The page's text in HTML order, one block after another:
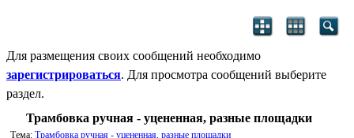
Для размещения своих сообщений необходимо
зарегистрироваться. Для просмотра сообщений выберите
раздел.
Трамбовка ручная - уцененная, разные площадки
Тема: Трамбовка ручная - уцененная, разные площадки